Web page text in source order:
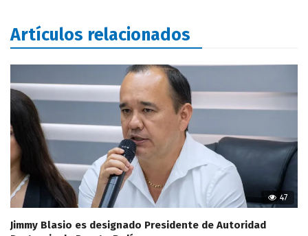
Artículos relacionados
47
Jimmy Blasio es designado Presidente de Autoridad